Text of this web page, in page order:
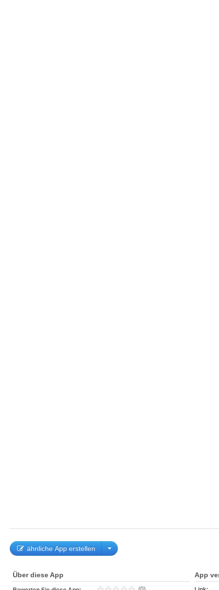
ähnliche App erstellen
Über diese App App